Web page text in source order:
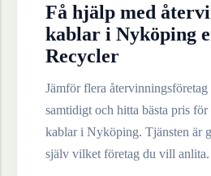
Få hjälp med
kablar i Nyköping
Recycler
Jämför flera återvinningsföretag
samtidigt och hitta bästa pris
kablari Nyköping. Tjänsten är
själv vilket företag du vill anlita.